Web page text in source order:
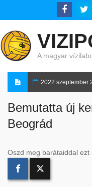
A magyar
2022 szeptember
Bemutatta új
Beográd
Oszd meg barátaiddal ezt